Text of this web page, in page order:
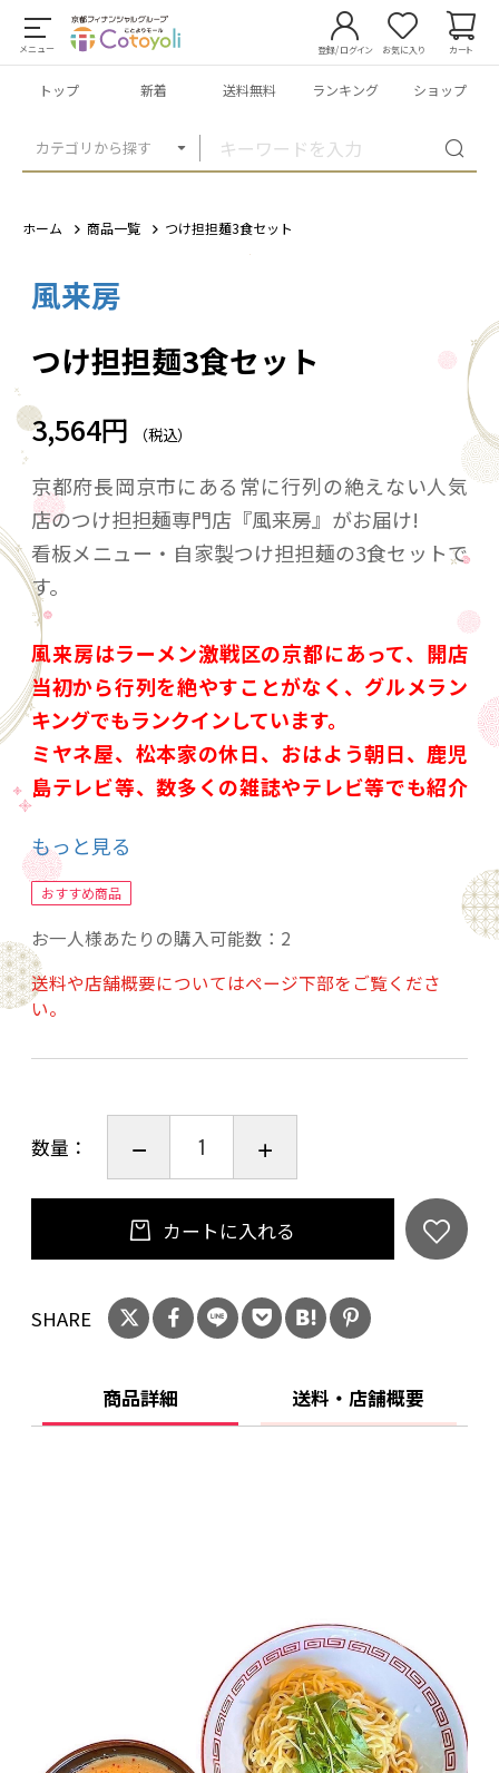
メニュー
カテゴリから探す
登録/ログイン お気に入り カート
トップ 新着 送料無料 ランキング ショップ
ホーム 商品一覧 つけ担担麺3食セット
風来房
つけ担担麺3食セット
3,564円 （税込）
京都府長岡京市にある常に行列の絶えない人気
店のつけ担担麺専門店『風来房』がお届け!
看板メニュー・自家製つけ担担麺の3食セットで
す。
風来房はラーメン激戦区の京都にあって、開店
当初から行列を絶やすことがなく、グルメラン
キングでもランクインしています。
ミヤネ屋、松本家の休日、おはよう朝日、鹿児
島テレビ等、数多くの雑誌やテレビ等でも紹介
風来房のつけ担担麺のスープは、動物系素材を
一切使わず鰹節、鯖節等の魚介系素材と昆布等
からとった出汁と秘伝の胡麻や練り胡麻等から
作ったタレと自家製辣油、自家製甜面醤で1時間
煮込んだ肉みそを加えております。
風来房人気のピリッと辛い白虎と旨辛い鳳凰と
麺はつけ麺では珍しい中細麺です。
ご自宅で『お店の味をそのまま』お楽しみくだ
■作り方
1.)鍋にたっぷりの水を入れ火にかける
3.)ざるに麺を移し流水でしめる
製造地:京都府長岡京市
賞味期限:製造日から1週間
・つけ担担スープ(玄武)[330g×1袋]
もっと見る
おすすめ商品
お一人様あたりの購入可能数：2
送料や店舗概要についてはページ下部をご覧くださ
い。
数量：
カートに入れる
SHARE
商品詳細 送料・店舗概要